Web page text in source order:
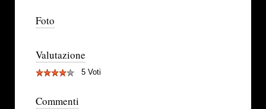
Foto
Valutazione
5 Voti
Commenti